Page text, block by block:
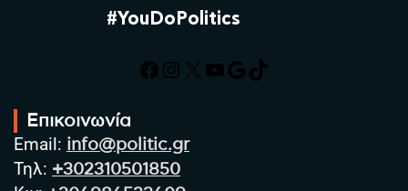
#YouDoPolitics
Facebook
Instagram
X YouTube
Google
TikTok
Επικοινωνία
Email: info@politic.gr
Τηλ: +302310501850